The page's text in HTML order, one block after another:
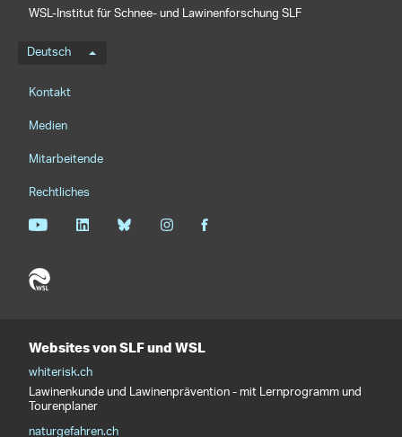
WSL-Institut für Schnee- und Lawinenforschung SLF
Sprachmenü
Deutsch
Footernavigation
Kontakt
Medien
Mitarbeitende
Rechtliches
Websites von SLF und WSL
whiterisk.ch
Lawinenkunde und Lawinenprävention - mit Lernprogramm und
Tourenplaner